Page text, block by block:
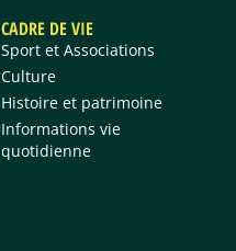
CADRE DE VIE
Sport et Associations
Culture
Histoire et patrimoine
Informations vie
quotidienne